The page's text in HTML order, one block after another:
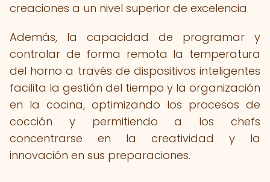
creaciones a un nivel superior de excelencia.
Además, la capacidad de programar y
controlar de forma remota la temperatura
del horno a través de dispositivos inteligentes
facilita la gestión del tiempo y la organización
en la cocina, optimizando los procesos de
cocción y permitiendo a los chefs
concentrarse en la creatividad y la
innovación en sus preparaciones.